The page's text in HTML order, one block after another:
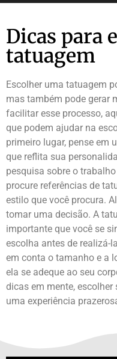
Dicas para
tatuagem
Escolher uma tatuagem
mas também pode gerar
facilitar esse processo,
que podem ajudar na
primeiro lugar, pense em
que reflita sua
pesquisa sobre o
procure referências de
estilo que você procura.
tomar uma decisão. A
importante que você se
escolha antes de realizá-
em conta o tamanho e a
ela se adeque ao seu
dicas em mente,
uma experiência